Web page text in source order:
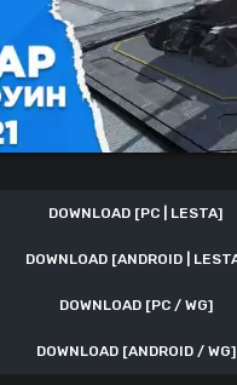
DOWNLOAD [PC | LESTA]
DOWNLOAD [ANDROID |
DOWNLOAD [PC / WG]
DOWNLOAD [ANDROID / WG]